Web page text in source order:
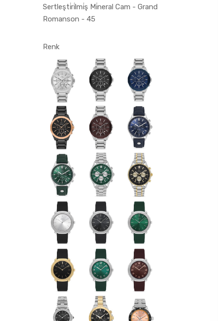
Sertleşti̇ri̇lmi̇ş Mi̇neral Cam - Grand
Romanson - 45
Renk